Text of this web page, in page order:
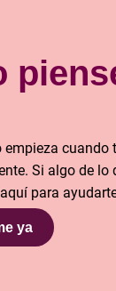
empieza
Si algo de
para
ya